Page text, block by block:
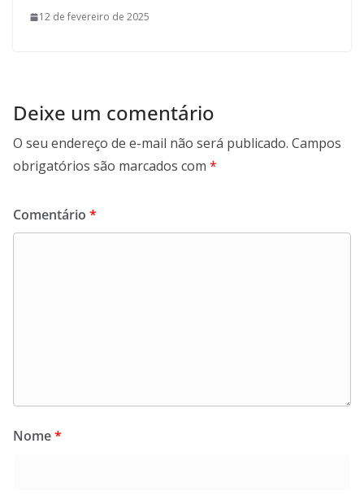
12 de fevereiro de 2025
Deixe um comentário
O seu endereço de e-mail não será publicado. Campos
obrigatórios são marcados com *
Comentário *
Nome*